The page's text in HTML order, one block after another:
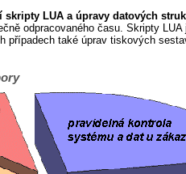
LUA a úpravy datových
odpracovaného času. Skripty
případech také úprav tiskových